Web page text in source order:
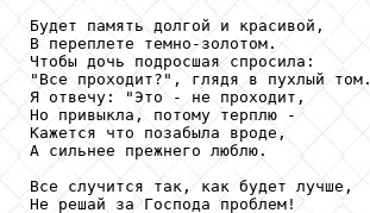
Будет память долгой и красивой,
В переплете темно-золотом.
Чтобы дочь подросшая спросила:
"Все проходит?", глядя в пухлый том.
Я отвечу: "Это - не проходит,
Но привыкла, потому терплю -
Кажется что позабыла вроде,
А сильнее прежнего люблю.
Все случится так, как будет лучше,
Не решай за Господа проблем!